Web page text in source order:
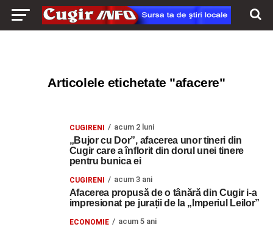
Articolele etichetate "afacere"
CUGIRENI acum 2 luni
„Bujor cu Dor”, afacerea unor tineri din
Cugir care a înflorit din dorul unei tinere
pentru bunica ei
CUGIRENI acum 3 ani
Afacerea propusă de o tânără din Cugir i-a
impresionat pe jurații de la „Imperiul Leilor”
ECONOMIE acum 5 ani